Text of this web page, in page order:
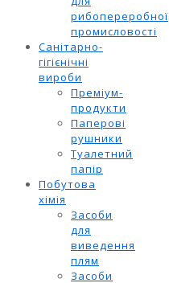
рибопереробної
промисловості
Санітарно-
гігієнічні
вироби
Преміум-
продукти
Паперові
рушники
Туалетний
папір
Побутова
хімія
Засоби
для
виведення
плям
Засоби